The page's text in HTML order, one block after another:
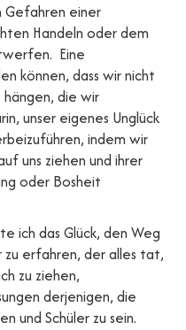
Gefahren einer
Handeln oder dem
Eine
können, dass wir nicht
hängen, die wir
unser eigenes Unglück
indem wir
uns ziehen und ihrer
oder Bosheit
ich das Glück, den Weg
zu erfahren, der alles tat,
zu ziehen,
derjenigen, die
und Schüler zu sein.